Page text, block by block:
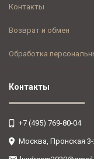
Контакты
+7 (495) 769-80-04
Москва, Пронская
Контакты
Возврат и обмен
Обработка